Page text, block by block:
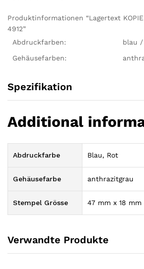
Produktinformationen “Lagertext
4912”
Abdruckfarben:
blau
Gehäusefarben:
Spezifikation
Additional
Abdruckfarbe Blau, Rot
Gehäusefarbe anthrazitgrau
Stempel Grösse 47 mm x 18 mm
Verwandte Produkte